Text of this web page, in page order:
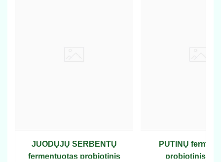
JUODŲJŲ SERBENTŲ
fermentuotas probiotinis
PUTINŲ
probiotinis